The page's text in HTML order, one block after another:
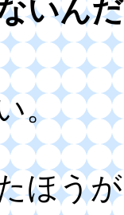
いん
。
ほう